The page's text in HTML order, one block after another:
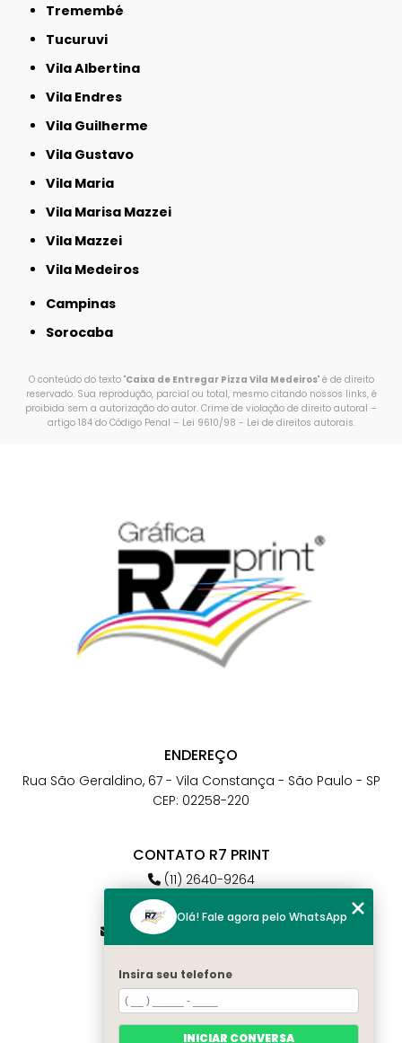
Tremembé
Tucuruvi
Vila Albertina
Vila Endres
Vila Guilherme
Vila Gustavo
Vila Maria
Vila Marisa Mazzei
Vila Mazzei
Vila Medeiros
Campinas
Sorocaba
O conteúdo do texto "Caixa de Entregar Pizza Vila Medeiros" é de direito
reservado. Sua reprodução, parcial ou total, mesmo citando nossos links, é
proibida sem a autorização do autor. Crime de violação de direito autoral –
artigo 184 do Código Penal – Lei 9610/98 - Lei de direitos autorais.
ENDEREÇO
Rua São Geraldino, 67 - Vila Constança - São Paulo - SP
CEP: 02258-220
CONTATO R7 PRINT
(11) 2640-9264
(11) 98784-6664
atendimento@r7print.com.br
MENU
Home
Quem somos
Olá! Fale agora pelo WhatsApp
Insira seu telefone
INICIAR CONVERSA